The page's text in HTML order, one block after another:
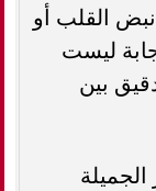
القلب أو
ليست
بين